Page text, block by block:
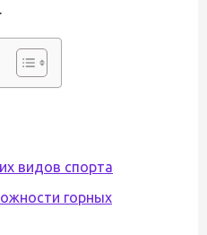
видов спорта
горных